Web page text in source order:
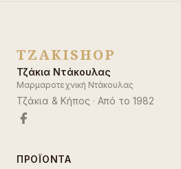
TZAKISHOP
Τζάκια Ντάκουλας
Μαρμαροτεχνική Ντάκουλας
Τζάκια & Κήπος · Από το 1982
ΠΡΟΪΌΝΤΑ